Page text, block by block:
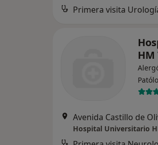
Primera visita
Hospital Universitario